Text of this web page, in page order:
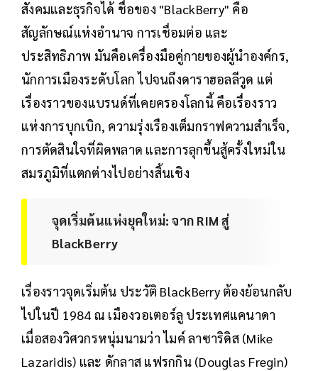
สังคมและธุรกิจได้ ชื่อของ "BlackBerry" คือ
สัญลักษณ์แห่งอำนาจ การเชื่อมต่อ และ
ประสิทธิภาพ มันคือเครื่องมือคู่กายของผู้นำองค์กร,
นักการเมืองระดับโลก ไปจนถึงดาราฮอลลีวูด แต่
เรื่องราวของแบรนด์ที่เคยครองโลกนี้ คือเรื่องราว
แห่งการบุกเบิก, ความรุ่งเรืองเต็มกราฟความสำเร็จ,
การตัดสินใจที่ผิดพลาด และการลุกขึ้นสู้ครั้งใหม่ใน
สมรภูมิที่แตกต่างไปอย่างสิ้นเชิง
จุดเริ่มต้นแห่งยุคใหม่: จาก RIM สู่
BlackBerry
เรื่องราวจุดเริ่มต้น ประวัติ BlackBerry ต้องย้อนกลับ
ไปในปี 1984 ณ เมืองวอเตอร์ลู ประเทศแคนาดา
เมื่อสองวิศวกรหนุ่มนามว่า ไมค์ ลาซาริดิส (Mike
Lazaridis) และ ดักลาส แฟรกกิน (Douglas Fregin)